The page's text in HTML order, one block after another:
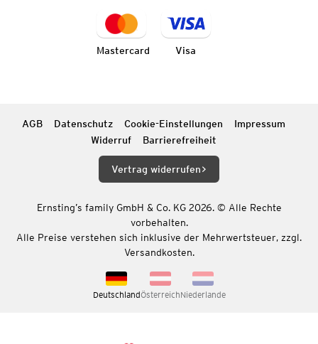
Mastercard Visa
AGB Datenschutz Cookie-Einstellungen
Impressum
Widerruf
Barrierefreiheit
Vertrag widerrufen
Ernsting’s family GmbH & Co. KG 2026. © Alle Rechte
vorbehalten.
Alle Preise verstehen sich inklusive der Mehrwertsteuer, zzgl.
Versandkosten.
DeutschlandÖsterreichNiederlande